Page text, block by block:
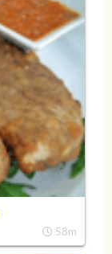
58m